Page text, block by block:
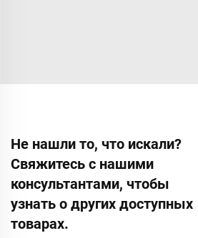
Не нашли то, что искали?
Свяжитесь с нашими
консультантами, чтобы
узнать о других доступных
товарах.